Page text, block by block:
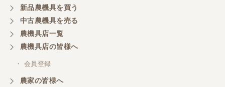
岐阜県／横倉林
ありがとうございます
岐阜県／横倉林
新品農機具を買う
中古農機具を売る
農機具店一覧
農機具店の皆様へ
・ 会員登録
農家の皆様へ